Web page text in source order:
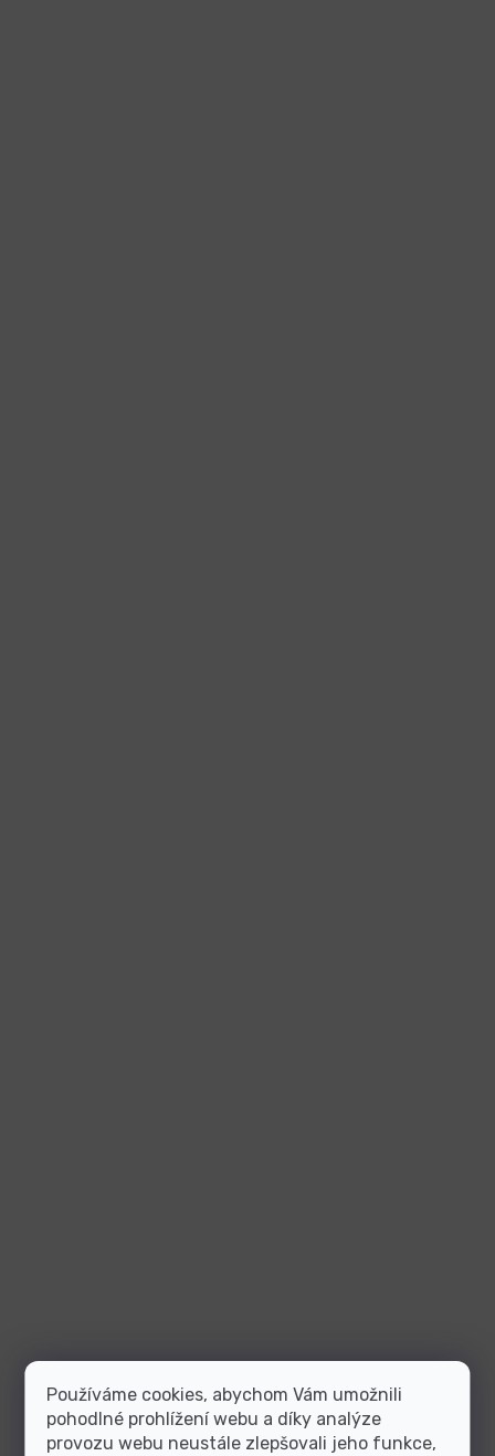
Používáme cookies, abychom Vám umožnili
pohodlné prohlížení webu a díky analýze
provozu webu neustále zlepšovali jeho funkce,